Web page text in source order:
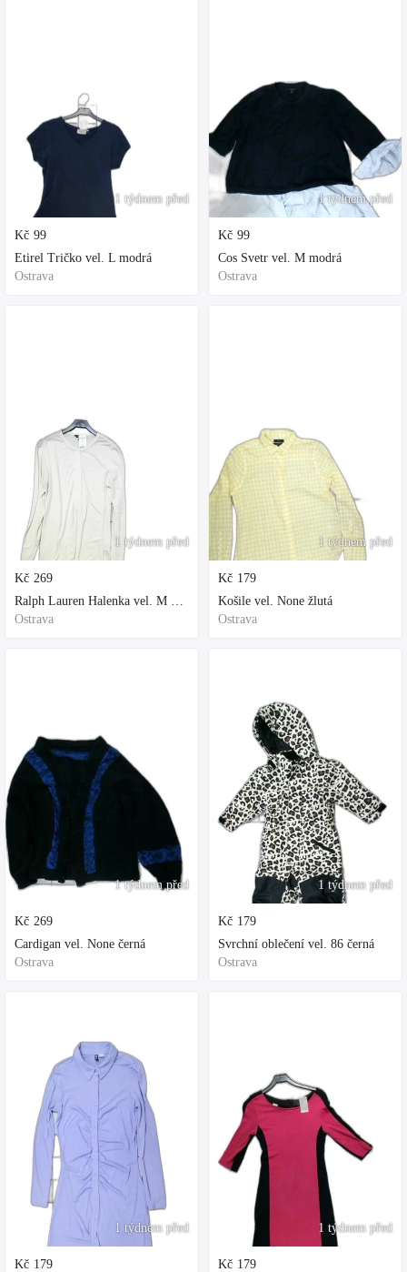
1 týdnem před
Kč 99
Etirel Tričko vel. L modrá
Ostrava
1 týdnem před
Kč 269
Ralph Lauren Halenka vel. M bílá
Ostrava
1 týdnem před
Kč 269
Cardigan vel. None černá
Ostrava
1 týdnem před
Kč 179
1 týdnem před
Kč 99
Cos Svetr vel. M modrá
Ostrava
1 týdnem před
Kč 179
Košile vel. None žlutá
Ostrava
1 týdnem před
Kč 179
Svrchní oblečení vel. 86 černá
Ostrava
1 týdnem před
Kč 179